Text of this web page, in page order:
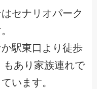
セナリオパーク
駅東口より徒歩
もあり家族連れで
います。